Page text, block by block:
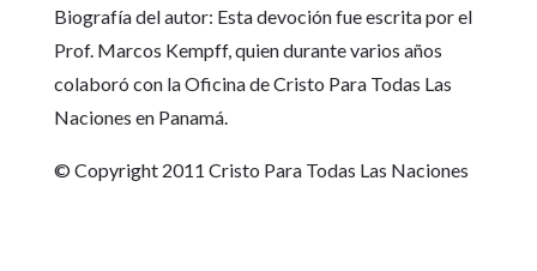
Biografía del autor: Esta devoción fue escrita por el
Prof. Marcos Kempff, quien durante varios años
colaboró con la Oficina de Cristo Para Todas Las
Naciones en Panamá.
© Copyright 2011 Cristo Para Todas Las Naciones